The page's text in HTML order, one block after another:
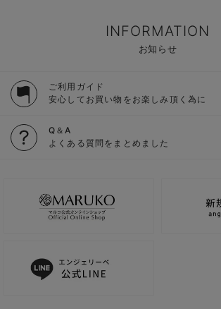
INFORMATION
お知らせ
ご利用ガイド
安心してお買い物をお楽しみ頂く為に
Q＆A
よくある質問をまとめました